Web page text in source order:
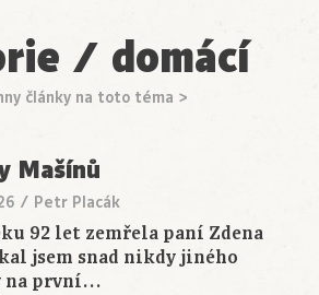
/ domácí
články na toto téma >
Mašínů
/ Petr Placák
92 let zemřela paní Zdena
jsem snad nikdy jiného
na první…